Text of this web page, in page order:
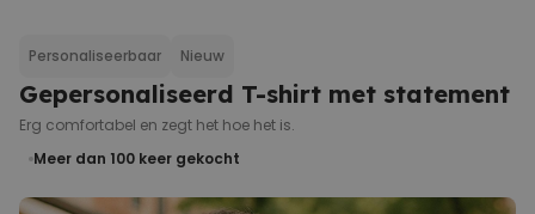
Personaliseerbaar
Gegraveerd
16,99 €
Personaliseerbaar Nieuw
Gepersonaliseerd T-shirt met statement
Erg comfortabel en zegt het hoe het is.
Meer dan 100 keer gekocht